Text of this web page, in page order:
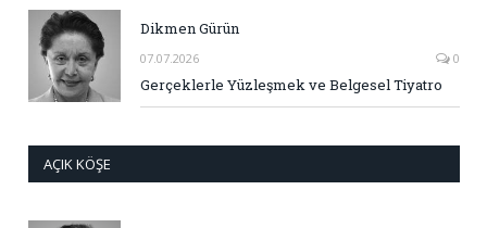
Dikmen Gürün
07.07.2026 0
Gerçeklerle Yüzleşmek ve Belgesel Tiyatro
AÇIK KÖŞE